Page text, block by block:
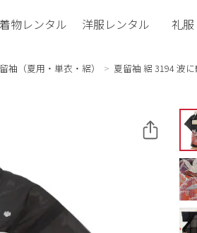
着物レンタル 洋服レンタル 礼
袖（夏用・単衣・絽） 夏留袖 絽 3194 波